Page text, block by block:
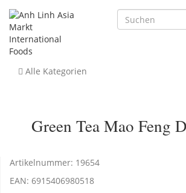
Alle Kategorien
Green Tea Mao Feng
Artikelnummer: 19654
EAN: 6915406980518